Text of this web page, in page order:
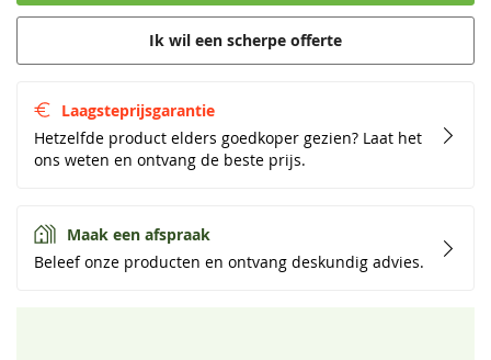
Laagsteprijsgarantie
Hetzelfde product elders goedkoper gezien? Laat het
ons weten en ontvang de beste prijs.
Maak een afspraak
Beleef onze producten en ontvang deskundig advies.
Ik wil een scherpe offerte